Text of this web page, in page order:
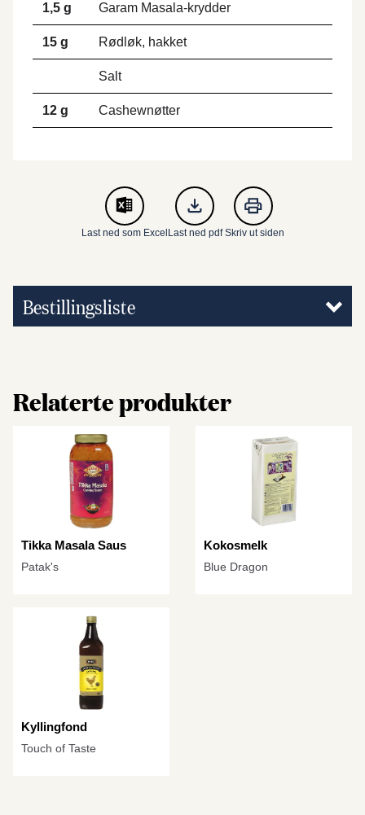
1,5 g Garam Masala-krydder
15 g Rødløk, hakket
Salt
12 g Cashewnøtter
Last ned som Excel Last ned pdfSkriv ut siden
Bestillingsliste
Relaterte produkter
Tikka Masala Saus
Patak's
Kokosmelk
Blue Dragon
Kyllingfond
Touch of Taste